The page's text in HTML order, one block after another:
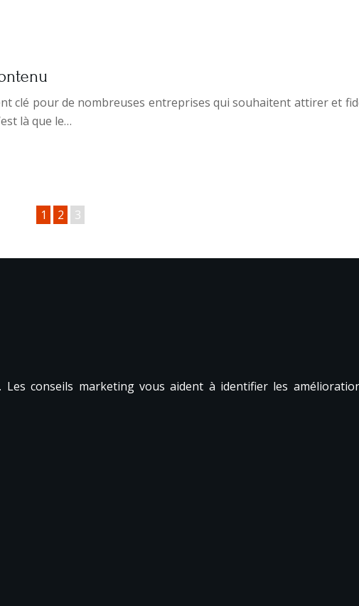
clé pour de nombreuses entreprises qui souhaitent attirer et
là que le…
1 2 3
Les conseils marketing vous aident à identifier les